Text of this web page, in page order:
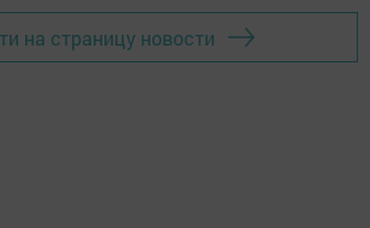
на страницу новости